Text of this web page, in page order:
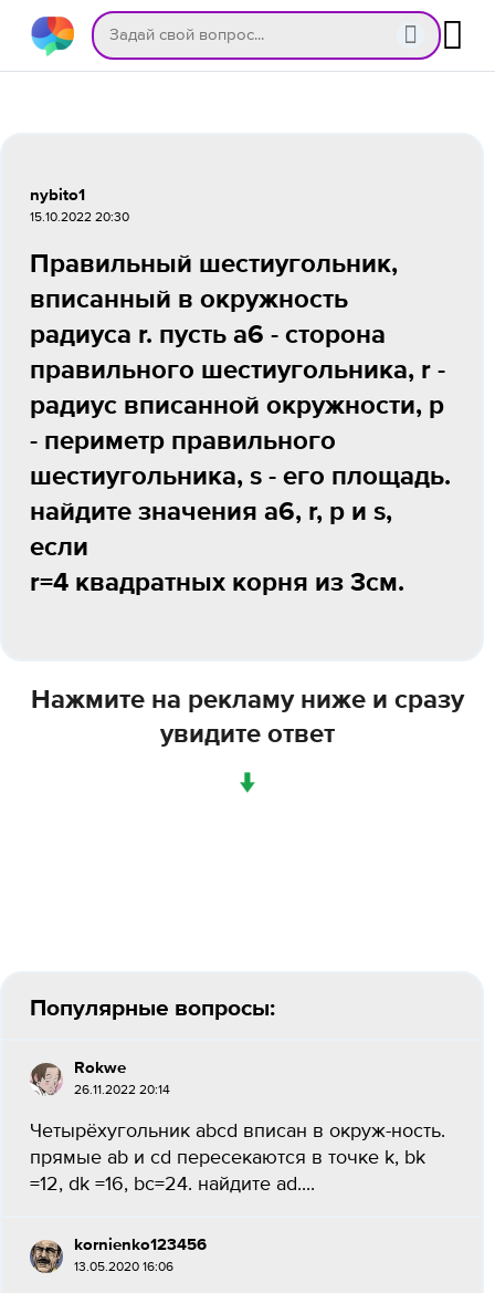
nybito1
15.10.2022 20:30
Правильный шестиугольник,
вписанный в окружность
радиуса r. пусть a6 - сторона
правильного шестиугольника, r -
радиус вписанной окружности, p
- периметр правильного
шестиугольника, s - его площадь.
найдите значения a6, r, p и s,
если
r=4 квадратных корня из 3см.
Нажмите на рекламу ниже и сразу
увидите ответ
↓
Популярные вопросы:
Rokwe
26.11.2022 20:14
Четырёхугольник abcd вписан в окруж-ность.
прямые ab и cd пересекаются в точке k, bk
=12, dk =16, bc=24. найдите ad.​...
kornienko123456
13.05.2020 16:06